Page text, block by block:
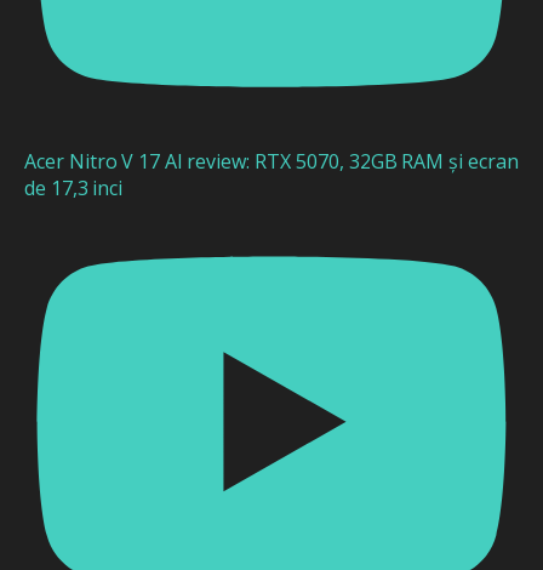
Acer Nitro V 17 AI review: RTX 5070, 32GB RAM și ecran
de 17,3 inci